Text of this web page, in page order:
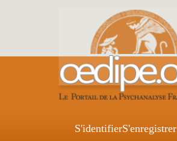
S'identifierS'enregistrer